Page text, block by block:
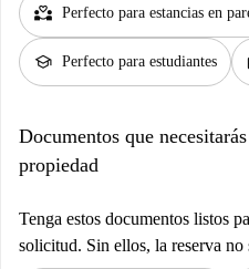
partner_heart Perfecto para estancias en
school Perfecto para estudiantes
Documentos que
propiedad
Tenga estos documentos listos
solicitud. Sin ellos, la reserva no